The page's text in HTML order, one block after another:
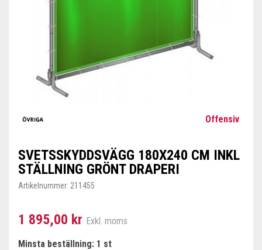
Offensiv
SVETSSKYDDSVÄGG 180X240 CM INKL
STÄLLNING GRÖNT DRAPERI
Artikelnummer: 211455
1 895,00 kr Exkl. moms
Minsta beställning: 1 st